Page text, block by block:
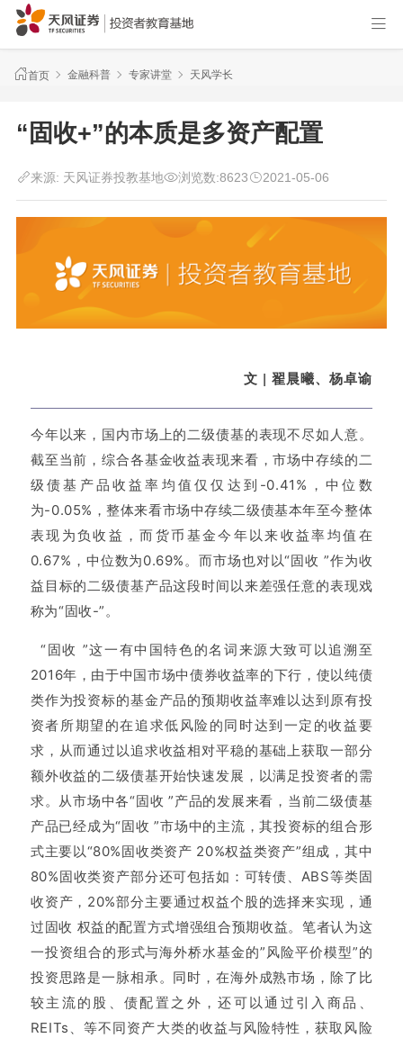
首页 金融科普 专家讲堂 天风学长
“固收+”的本质是多资产配置
来源: 天风证券投教基地 浏览数:8623 2021-05-06
文 | 翟晨曦、杨卓谕
今年以来，国内市场上的二级债基的表现不尽如人意。
截至当前，综合各基金收益表现来看，市场中存续的二
级债基产品收益率均值仅仅达到-0.41%，中位数
为-0.05%，整体来看市场中存续二级债基本年至今整体
表现为负收益，而货币基金今年以来收益率均值在
0.67%，中位数为0.69%。而市场也对以“固收 ”作为收
益目标的二级债基产品这段时间以来差强任意的表现戏
称为“固收-”。
“固收 ”这一有中国特色的名词来源大致可以追溯至
2016年，由于中国市场中债券收益率的下行，使以纯债
类作为投资标的基金产品的预期收益率难以达到原有投
资者所期望的在追求低风险的同时达到一定的收益要
求，从而通过以追求收益相对平稳的基础上获取一部分
额外收益的二级债基开始快速发展，以满足投资者的需
求。 从市场中各“固收 ”产品的发展来看，当前二级债基
产品已经成为“固收 ”市场中的主流，其投资标的组合形
式主要以“80%固收类资产 20%权益类资产”组成，其中
80%固收类资产部分还可包括如： 可转债、ABS等类固
收资产，20%部分主要通过权益个股的选择来实现，通
过固收 权益的配置方式增强组合预期收益。 笔者认为这
一投资组合的形式与海外桥水基金的”风险平价模型”的
投资思路是一脉相承。 同时，在海外成熟市场，除了比
较主流的股、债配置之外，还可以通过引入商品、
REITs、等不同资产大类的收益与风险特性，获取风险